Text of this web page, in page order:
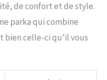
de confort et de style.
parka qui combine
bien celle-ci qu’il vous